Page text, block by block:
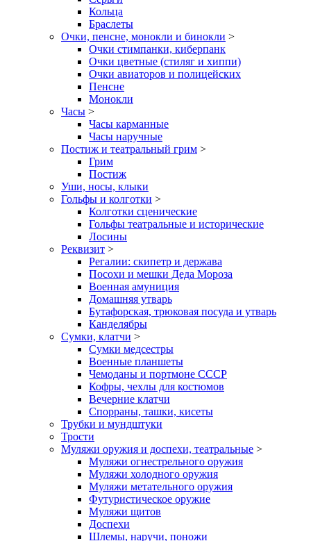
Кольца
Браслеты
Очки, пенсне, монокли и бинокли >
Очки стимпанки, киберпанк
Очки цветные (стиляг и хиппи)
Очки авиаторов и полицейских
Пенсне
Монокли
Часы >
Часы карманные
Часы наручные
Постиж и театральный грим >
Грим
Постиж
Уши, носы, клыки
Гольфы и колготки >
Колготки сценические
Гольфы театральные и исторические
Лосины
Реквизит >
Регалии: скипетр и держава
Посохи и мешки Деда Мороза
Военная амуниция
Домашняя утварь
Бутафорская, трюковая посуда и утварь
Канделябры
Сумки, клатчи >
Сумки медсестры
Военные планшеты
Чемоданы и портмоне СССР
Кофры, чехлы для костюмов
Вечерние клатчи
Спорраны, ташки, кисеты
Трубки и мундштуки
Трости
Муляжи оружия и доспехи, театральные >
Муляжи огнестрельного оружия
Муляжи холодного оружия
Муляжи метательного оружия
Футуристическое оружие
Муляжи щитов
Доспехи
Шлемы, наручи, поножи